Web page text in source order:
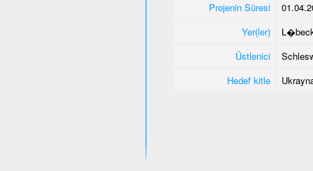
Projenin Süresi
Yer(ler)
Üstlenici
Hedef kitle